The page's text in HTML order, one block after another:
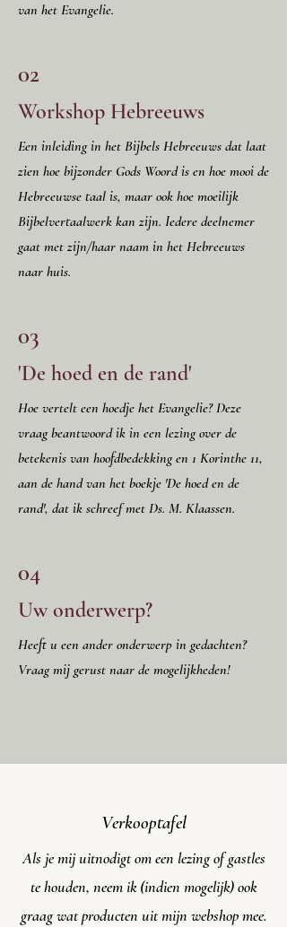
van het Evangelie.
02
Workshop Hebreeuws
Een inleiding in het Bijbels Hebreeuws dat laat
zien hoe bijzonder Gods Woord is en hoe mooi de
Hebreeuwse taal is, maar ook hoe moeilijk
Bijbelvertaalwerk kan zijn. Iedere deelnemer
gaat met zijn/haar naam in het Hebreeuws
naar huis.
03
'De hoed en de rand'
Hoe vertelt een hoedje het Evangelie? Deze
vraag beantwoord ik in een lezing over de
betekenis van hoofdbedekking en 1 Korinthe 11,
aan de hand van het boekje 'De hoed en de
rand', dat ik schreef met Ds. M. Klaassen.
04
Uw onderwerp?
Heeft u een ander onderwerp in gedachten?
Vraag mij gerust naar de mogelijkheden!
Als je mij uitnodigt om een lezing of gastles
te houden, neem ik (indien mogelijk) ook
graag wat producten uit mijn webshop mee.
Verkooptafel